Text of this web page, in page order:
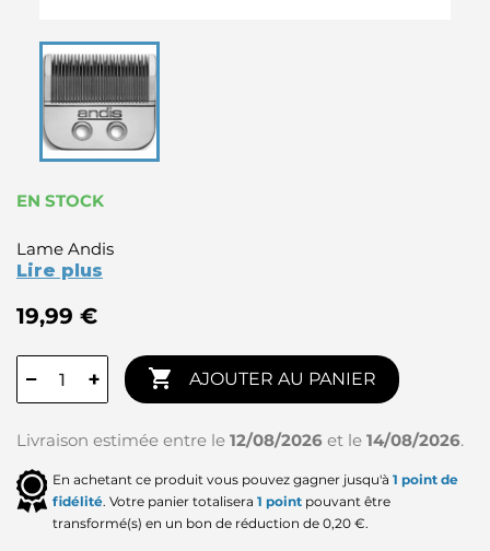
EN STOCK
Lame Andis
Lire plus
19,99 €
− +  AJOUTER AU PANIER
Livraison estimée entre le 12/08/2026 et le 14/08/2026.
En achetant ce produit vous pouvez gagner jusqu'à 1 point de
fidélité. Votre panier totalisera 1 point pouvant être
transformé(s) en un bon de réduction de 0,20 €.